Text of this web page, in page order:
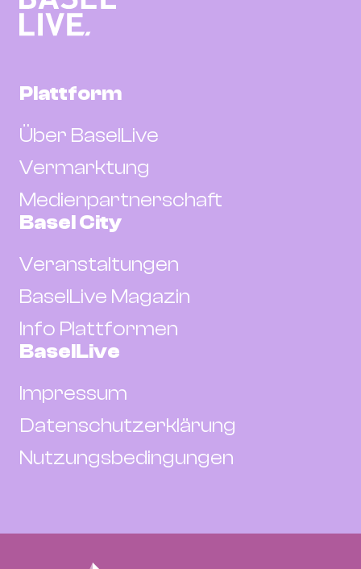
Plattform
Über BaselLive
Vermarktung
Medienpartnerschaft
Basel City
Veranstaltungen
BaselLive Magazin
Info Plattformen
BaselLive
Impressum
Datenschutzerklärung
Nutzungsbedingungen